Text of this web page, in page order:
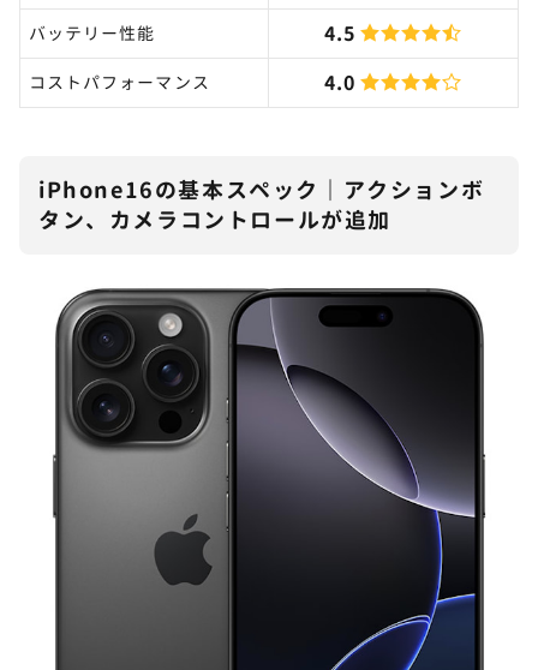
バッテリー性能 4.5
コストパフォーマンス 4.0
iPhone16の基本スペック｜アクションボ
タン、カメラコントロールが追加